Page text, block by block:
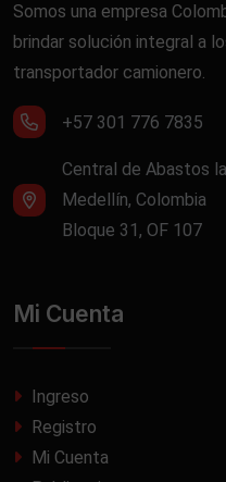
Somos una empresa
brindar solución integral a
transportador camionero.
+57 301 776 7835
Central de Abastos
Medellín, Colombia
Bloque 31, OF 107
Mi Cuenta
Ingreso
Registro
Mi Cuenta